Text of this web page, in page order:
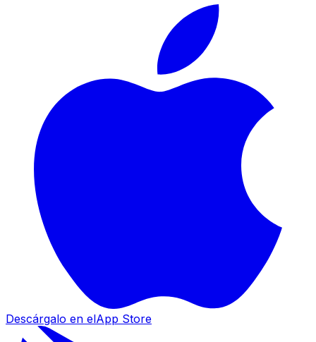
Descárgalo en elApp Store